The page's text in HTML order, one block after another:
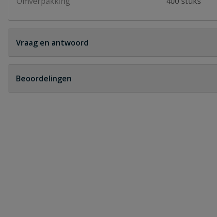
Vraag en antwoord
Geen vragen
Beoordelingen